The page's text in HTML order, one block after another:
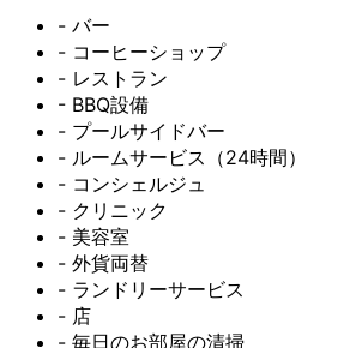
- バー
- コーヒーショップ
- レストラン
- BBQ設備
- プールサイドバー
- ルームサービス（24時間）
- コンシェルジュ
- クリニック
- 美容室
- 外貨両替
- ランドリーサービス
- 店
- 毎日のお部屋の清掃